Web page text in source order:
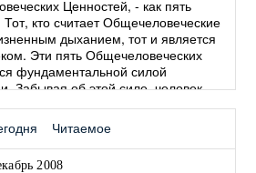
Ценностей, - как пять
кто считает Общечеловеческие
дыханием, тот и является
Эти пять Общечеловеческих
фундаментальной силой
Забывая об этой силе, человек
на силы мирские. В древние
что пять Общечеловеческих
для Покоя и процветания во
Читаемое
2008